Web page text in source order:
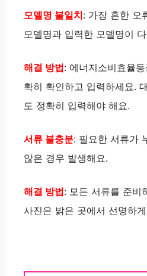
모델명 불일치: 가장 흔한 오
모델명과 입력한 모델명이
해결 방법: 에너지소비효율
확히 확인하고 입력하세요.
도 정확히 입력해야 해요.
서류 불충분: 필요한 서류가
않은 경우 발생해요.
해결 방법: 모든 서류를 준비
사진은 밝은 곳에서 선명하